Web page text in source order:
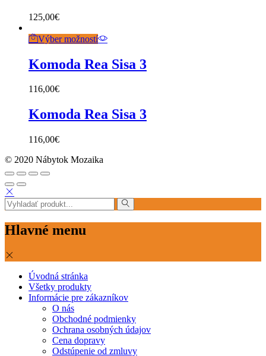
125,00€
Výber možností
Komoda Rea Sisa 3
116,00€
Komoda Rea Sisa 3
116,00€
© 2020 Nábytok Mozaika
Hlavné menu
Úvodná stránka
Všetky produkty
Informácie pre zákazníkov
O nás
Obchodné podmienky
Ochrana osobných údajov
Cena dopravy
Odstúpenie od zmluvy